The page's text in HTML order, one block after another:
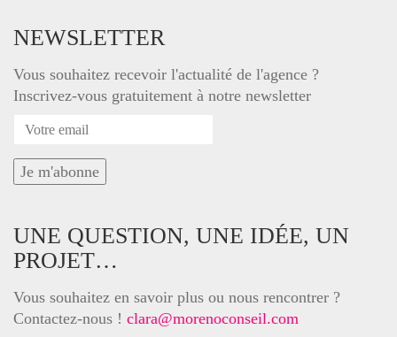
NEWSLETTER
Vous souhaitez recevoir l'actualité de l'agence ?
Inscrivez-vous gratuitement à notre newsletter
UNE QUESTION, UNE IDÉE, UN
PROJET…
Vous souhaitez en savoir plus ou nous rencontrer ?
Contactez-nous ! clara@morenoconseil.com